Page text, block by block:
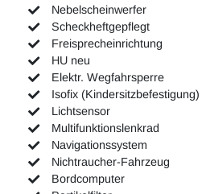
Nebelscheinwerfer
Scheckheftgepflegt
Freisprecheinrichtung
HU neu
Elektr. Wegfahrsperre
Isofix (Kindersitzbefestigung)
Lichtsensor
Multifunktionslenkrad
Navigationssystem
Nichtraucher-Fahrzeug
Bordcomputer